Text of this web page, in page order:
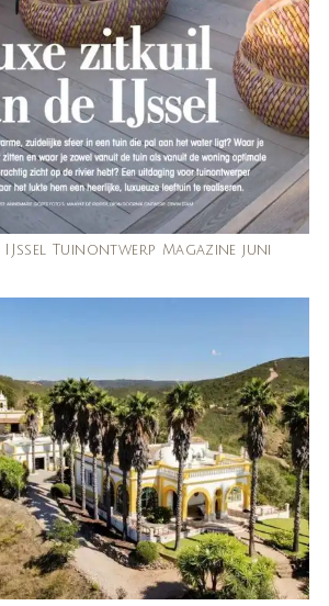
IJssel Tuinontwerp Magazine juni